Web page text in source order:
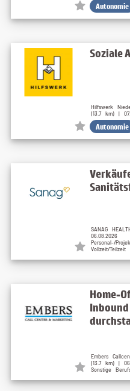
Autonomie
Soziale
Hilfswerk
(13.7 km) |
Autonomie
SANAG
06.08.2026
Personal-/
Vollzeit/Teilzeit
Home-
Embers
(13.7 km) |
Sonstige